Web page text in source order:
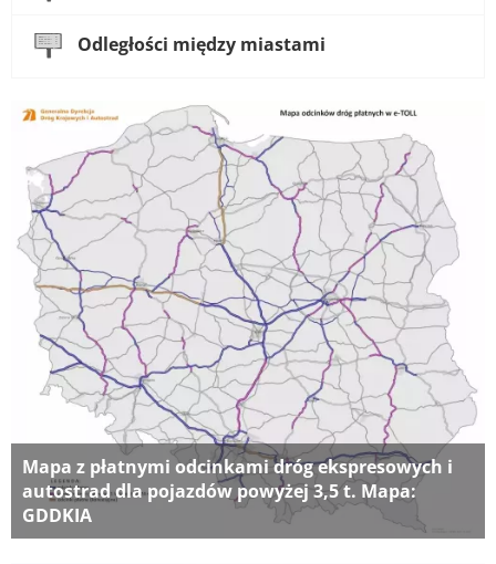
Odległości między miastami
Mapa z płatnymi odcinkami dróg ekspresowych i
autostrad dla pojazdów powyżej 3,5 t. Mapa:
GDDKIA